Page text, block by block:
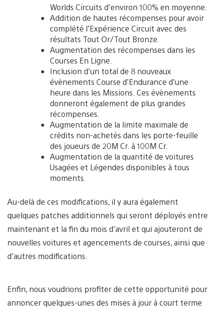
Worlds Circuits d’environ 100% en moyenne.
Addition de hautes récompenses pour avoir
complété l’Expérience Circuit avec des
résultats Tout Or/Tout Bronze.
Augmentation des récompenses dans les
Courses En Ligne.
Inclusion d’un total de 8 nouveaux
évènements Course d’Endurance d’une
heure dans les Missions. Ces évènements
donneront également de plus grandes
récompenses.
Augmentation de la limite maximale de
crédits non-achetés dans les porte-feuille
des joueurs de 20M Cr. à 100M Cr.
Augmentation de la quantité de voitures
Usagées et Légendes disponibles à tous
moments.
Au-delà de ces modifications, il y aura également
quelques patches additionnels qui seront déployés entre
maintenant et la fin du mois d’avril et qui ajouteront de
nouvelles voitures et agencements de courses, ainsi que
d’autres modifications.
Enfin, nous voudrions profiter de cette opportunité pour
annoncer quelques-unes des mises à jour à court terme